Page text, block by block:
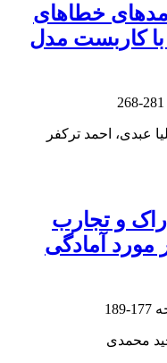
خطاهای
کاربست مدل
281-268
عبدی، احمد ترکفر
و تجارب
آمادگی
177-189
محمدی